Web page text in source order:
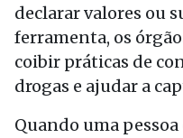
declarar valores ou
ferramenta, os
coibir práticas de
drogas e ajudar a
Quando uma